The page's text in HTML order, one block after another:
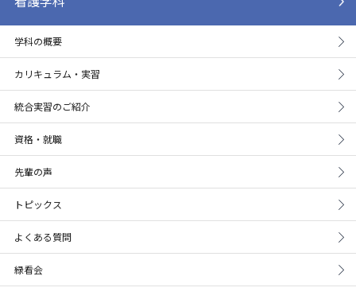
学科の概要
カリキュラム・実習
統合実習のご紹介
資格・就職
先輩の声
トピックス
よくある質問
緑看会